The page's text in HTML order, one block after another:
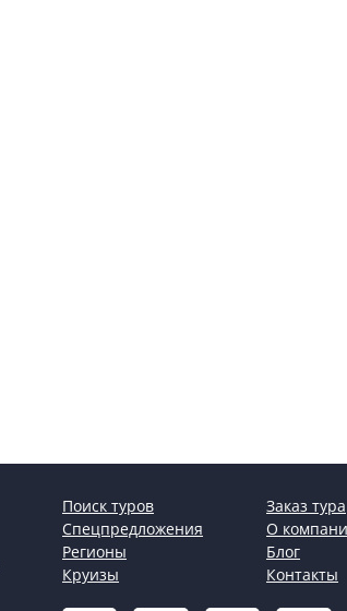
Поиск туров
Спецпредложения
Регионы
Круизы
Заказ тура
О
Блог
Контакты